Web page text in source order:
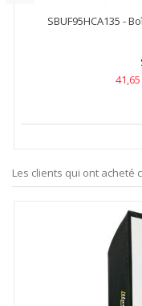
SBUF95HCA135 -
Les clients qui ont acheté